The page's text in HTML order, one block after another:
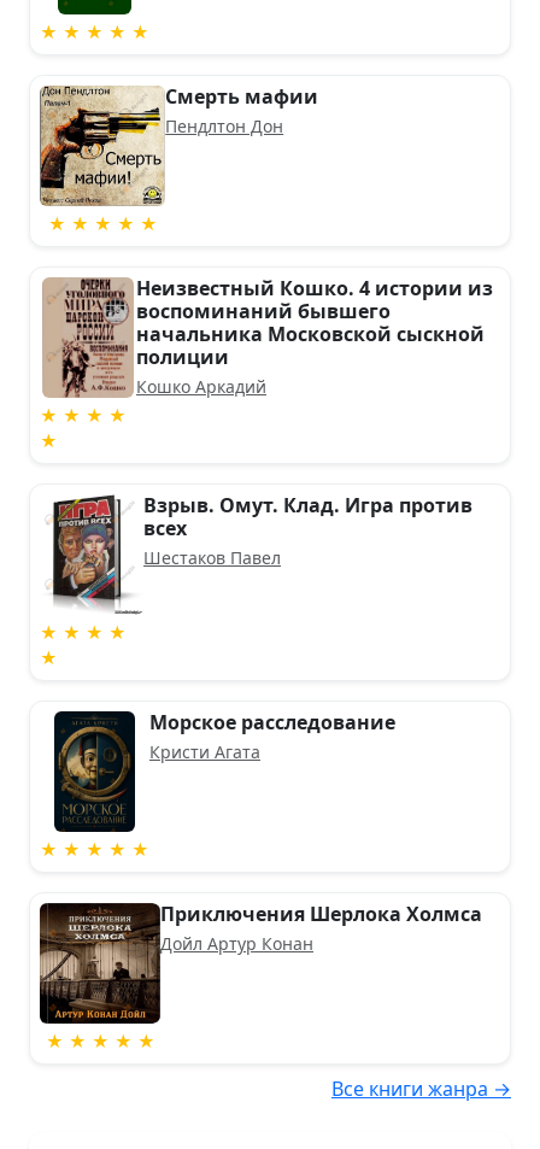
★ ★ ★ ★ ★
★ ★ ★ ★ ★
Смерть мафии
Пендлтон Дон
★ ★ ★ ★
★
Неизвестный Кошко. 4 истории из
воспоминаний бывшего
начальника Московской сыскной
полиции
Кошко Аркадий
★ ★ ★ ★
★
Взрыв. Омут. Клад. Игра против
всех
Шестаков Павел
★ ★ ★ ★ ★
Морское расследование
Кристи Агата
★ ★ ★ ★ ★
Приключения Шерлока Холмса
Дойл Артур Конан
Все книги жанра →